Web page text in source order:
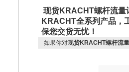
现货KRACHT螺杆流量
KRACHT全系列产品，
保您交货无忧！
如果你对现货KRACHT螺杆流